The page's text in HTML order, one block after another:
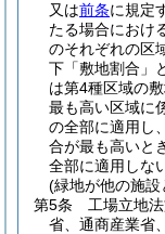
又は前条に規定
たる場合におけ
のそれぞれの区
下「敷地割合」
は第4種区域の
最も高い区域に
の全部に適用し、
合が最も高いと
全部に適用しな
(緑地が他の施
第5条
工場立地
省、通商産業省